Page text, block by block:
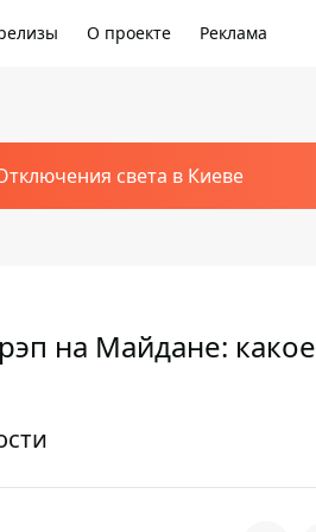
О проекте Реклама
света в Киеве
на Майдане: какое